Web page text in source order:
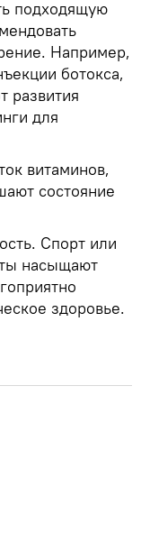
подходящую
Например,
ботокса,
развития
для
витаминов,
состояние
Спорт или
насыщают
здоровье.